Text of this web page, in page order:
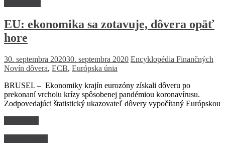
EU: ekonomika sa zotavuje, dôvera opäť
hore
30. septembra 202030. septembra 2020 Encyklopédia Finančných
Novín dôvera, ECB, Európska únia
BRUSEL – Ekonomiky krajín eurozóny získali dôveru po
prekonaní vrcholu krízy spôsobenej pandémiou koronavírusu.
Zodpovedajúci štatistický ukazovateľ dôvery vypočítaný Európskou